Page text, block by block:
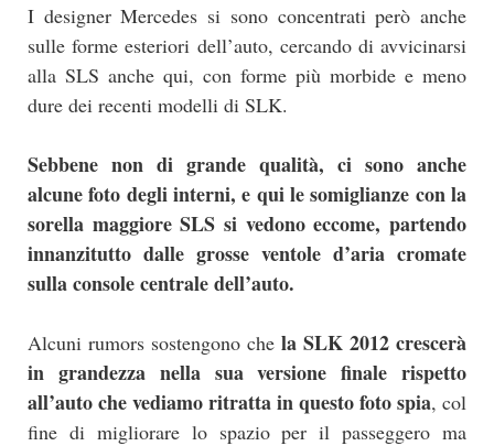
I designer Mercedes si sono concentrati però anche
sulle forme esteriori dell’auto, cercando di avvicinarsi
alla SLS anche qui, con forme più morbide e meno
dure dei recenti modelli di SLK.
Sebbene non di grande qualità, ci sono anche
alcune foto degli interni, e qui le somiglianze con la
sorella maggiore SLS si vedono eccome, partendo
innanzitutto dalle grosse ventole d’aria cromate
sulla console centrale dell’auto.
Alcuni rumors sostengono che la SLK 2012 crescerà
in grandezza nella sua versione finale rispetto
all’auto che vediamo ritratta in questo foto spia, col
fine di migliorare lo spazio per il passeggero ma